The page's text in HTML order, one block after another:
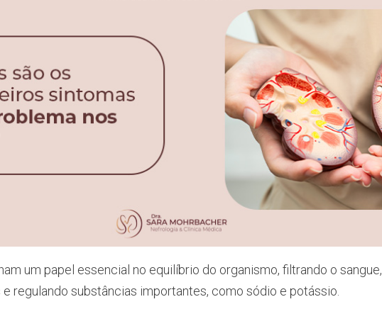
um papel essencial no equilíbrio do organismo, filtrando o sangue,
regulando substâncias importantes, como sódio e potássio.